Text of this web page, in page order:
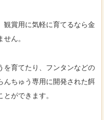
観賞用に気軽に育てるなら金
ん。
を育てたり、フンタンなどの
んちゅう専用に開発された餌
ができます。